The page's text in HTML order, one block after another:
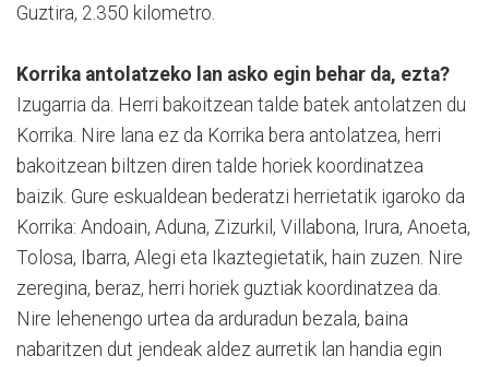
Guztira, 2.350 kilometro.
Korrika antolatzeko lan asko egin behar da, ezta?
Izugarria da. Herri bakoitzean talde batek antolatzen du
Korrika. Nire lana ez da Korrika bera antolatzea, herri
bakoitzean biltzen diren talde horiek koordinatzea
baizik. Gure eskualdean bederatzi herrietatik igaroko da
Korrika: Andoain, Aduna, Zizurkil, Villabona, Irura, Anoeta,
Tolosa, Ibarra, Alegi eta Ikaztegietatik, hain zuzen. Nire
zeregina, beraz, herri horiek guztiak koordinatzea da.
Nire lehenengo urtea da arduradun bezala, baina
nabaritzen dut jendeak aldez aurretik lan handia egin